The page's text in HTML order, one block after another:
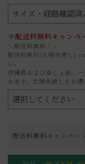
※配送料無料キャンペ
＼配送料無料！／
配送料無料(玄関先渡し)
い。
沖縄県および島しょ部、
ねます。玄関先渡しをお選
配送料無料キャンペー